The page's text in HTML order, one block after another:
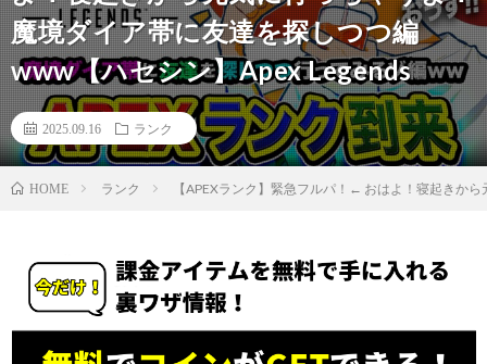
魔境ダイア帯に友達を探しつつ編
www【ハセシン】Apex Legends
2025.09.16 ランク
HOME ランク 【APEXランク】緊急フルパ！← おはよ！寝起きか